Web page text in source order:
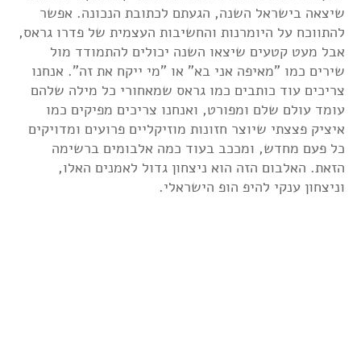
שיצאה בישראל השנה, הגעתם לכתובת הנכונה. אפשר
להתווכח על היומרנות והחשיבות העצמית של פדרו גראס,
אבל מעט קטעים שיצאו השנה יכולים להתמודד מול
שירים כמו "מאיפה אני בא" או "מי ייקח את זה". אנחנו
צריכים עוד כותבים כמו גראס שמאחורי כל מילה שלהם
עומד עולם שלם ומפורט, ואנחנו צריכים מפיקים כמו
איציק פצצתי שיוצר חזונות מוזיקליים פרועים ומדויקים
כל פעם מחדש, ומככב בעוד כמה אלבומים ברשימה
הזאת. האלבום הזה הוא ניצחון גדול לאמנים האלו,
וניצחון ענקי להיפ הופ הישראלי.